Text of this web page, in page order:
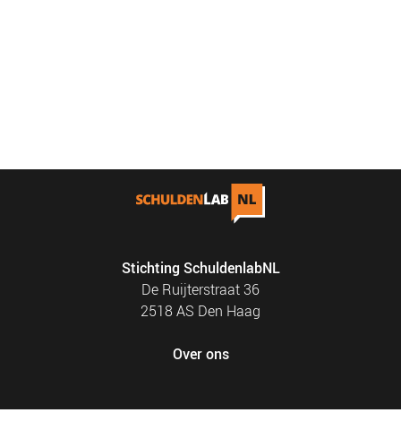
Stichting SchuldenlabNL
De Ruijterstraat 36
2518 AS Den Haag
Over ons